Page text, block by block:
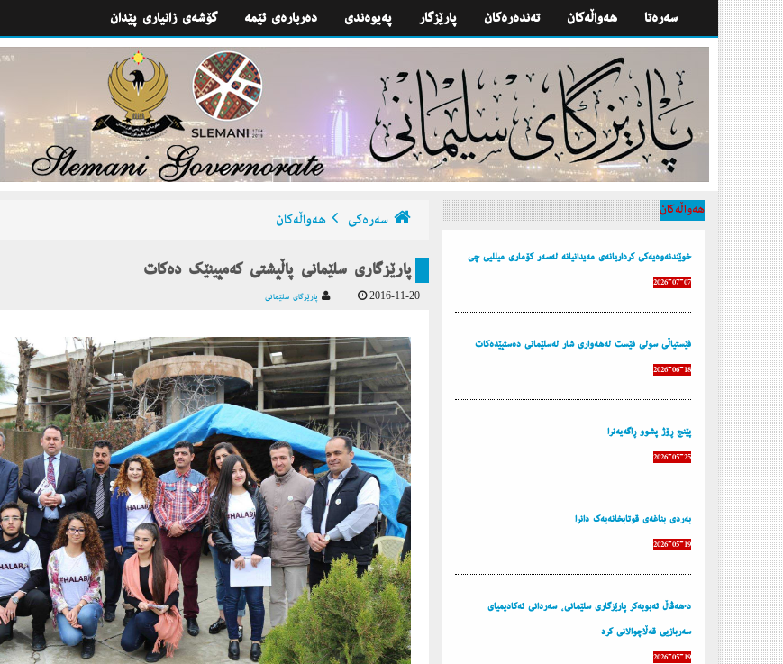
گۆشه‌ی زانیاری پێدان په‌یوه‌ندی پارێزگار تەندەرەكان هه‌واڵه‌كان سه‌ره‌تا
سه‌ره‌كی هه‌واڵه‌كان
پارێزگاری سلێمانی پاڵپشتی كه‌مپینێك ده‌كات
2016-11-20
هه‌واڵه‌كان
خوێندنەوەیەكی كرداریانەی مەیدانیانە لەسەر كۆماری میللیی چی
2026-07-07
فێستیاڵی سولی فێست لەهەواری شار لەسلێمانی دەستپێدەكات
2026-06-18
پێنج ڕۆژ پشوو ڕاگه‌یه‌نرا
2026-05-25
به‌ردی بناغه‌ی قوتابخانه‌یه‌ك دانرا
2026-05-19
د.هەڤاڵ ئەبوبەکر پارێزگاری سلێمانی، سەردانی ئەکادیمیای
سەربازیی قەڵاچوالانی کرد
2026-05-19